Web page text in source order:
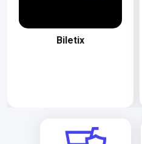
Biletix